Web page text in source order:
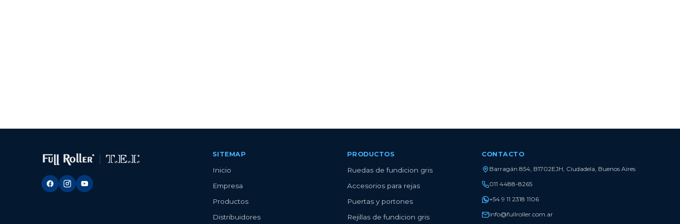
SITEMAP
Inicio
Empresa
Productos
Distribuidores
PRODUCTOS
Ruedas de fundicion gris
Accesorios para rejas
Puertas y portones
Rejillas de fundicion gris
CONTACTO
Barragán 854, B1702EJH, Ciudadela, Buenos Aires
011 4488-8265
+54 9 11 2318 1106
info@fullroller.com.ar